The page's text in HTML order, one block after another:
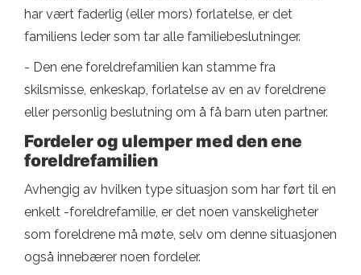
har vært faderlig (eller mors) forlatelse, er det
familiens leder som tar alle familiebeslutninger.
- Den ene foreldrefamilien kan stamme fra
skilsmisse, enkeskap, forlatelse av en av foreldrene
eller personlig beslutning om å få barn uten partner.
Fordeler og ulemper med den ene
foreldrefamilien
Avhengig av hvilken type situasjon som har ført til en
enkelt -foreldrefamilie, er det noen vanskeligheter
som foreldrene må møte, selv om denne situasjonen
også innebærer noen fordeler.